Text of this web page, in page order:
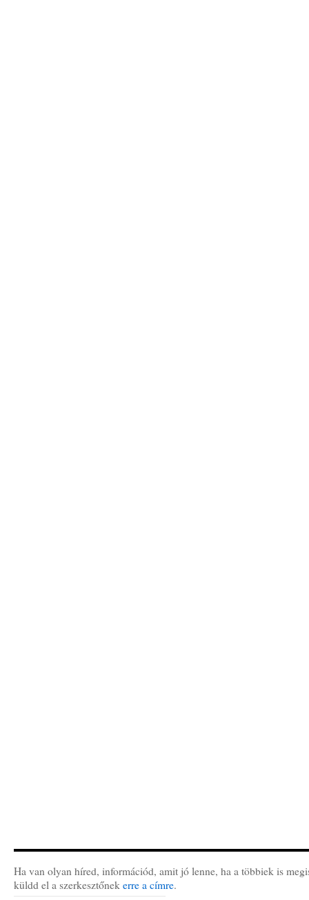
Ha van olyan híred, információd, amit jó lenne, ha a többiek is
küldd el a szerkesztőnek erre a címre.